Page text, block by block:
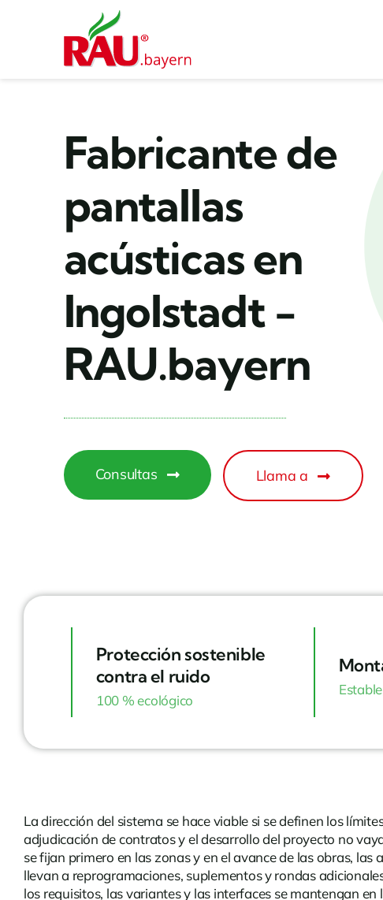
Fabricante de
pantallas
acústicas en
Ingolstadt -
RAU.bayern
Consultas Llama a
Protección sostenible
contra el ruido
100 % ecológico
La dirección del sistema se hace viable si se definen los
adjudicación de contratos y el desarrollo del proyecto no
se fijan primero en las zonas y en el avance de las obras,
llevan a reprogramaciones, suplementos y rondas
los requisitos, las variantes y las interfaces se mantengan